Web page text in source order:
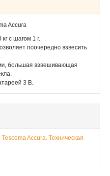
Accura
с шагом 1 г.
поочередно взвесить
большая взвешивающая
3 В.
Accura. Техническая